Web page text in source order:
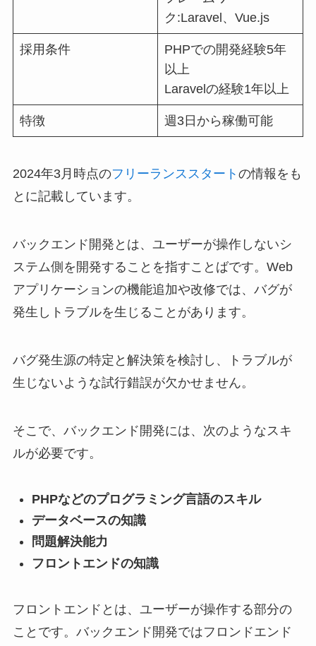
ク:Laravel、Vue.js
採用条件
PHPでの開発経験5年
以上
Laravelの経験1年以上
特徴 週3日から稼働可能
2024年3月時点のフリーランススタート の情報をも
とに記載しています。
バックエンド開発とは、ユーザーが操作しないシ
ステム側を開発することを指すことばです。Web
アプリケーションの機能追加や改修では、バグが
発生しトラブルを生じることがあります。
バグ発生源の特定と解決策を検討し、トラブルが
生じないような試行錯誤が欠かせません。
そこで、バックエンド開発には、次のようなスキ
ルが必要です。
PHPなどのプログラミング言語のスキル
データベースの知識
問題解決能力
フロントエンドの知識
フロントエンドとは、ユーザーが操作する部分の
ことです。バックエンド開発ではフロンドエンド